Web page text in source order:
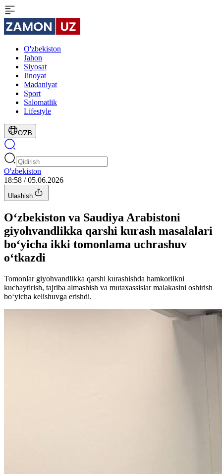
O'zbekiston
Jahon
Siyosat
Jinoyat
Madaniyat
Sport
Salomatlik
Lifestyle
O'ZB
O'zbekiston
18:58 / 05.06.2026
Ulashish
O‘zbekiston va Saudiya Arabistoni
giyohvandlikka qarshi kurash masalalari
bo‘yicha ikki tomonlama uchrashuv
o‘tkazdi
Tomonlar giyohvandlikka qarshi kurashishda hamkorlikni
kuchaytirish, tajriba almashish va mutaxassislar malakasini oshirish
bo‘yicha kelishuvga erishdi.